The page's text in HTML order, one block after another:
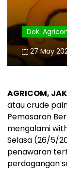
Dok.
27 May
AGRICOM,
atau crude
Pemasaran
mengalami
Selasa (26/5/
penawaran
perdagangan